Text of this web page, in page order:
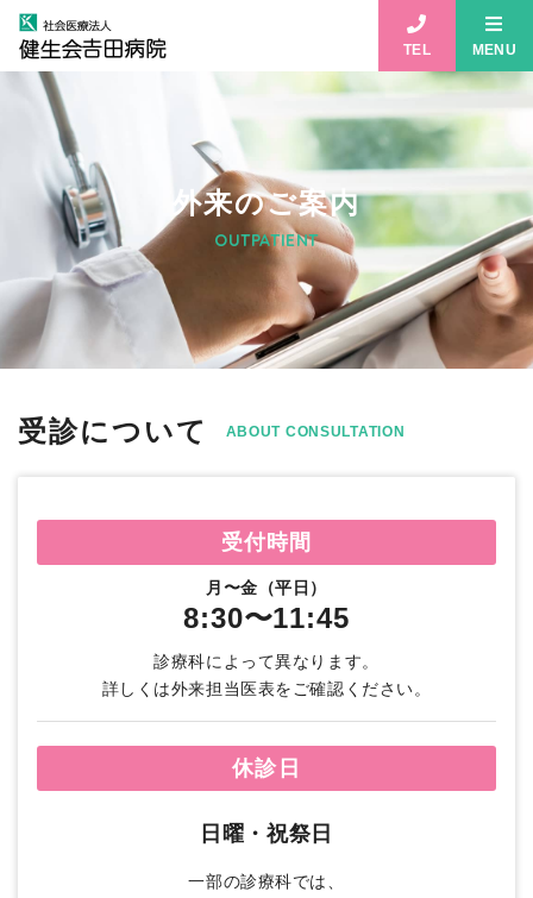
TEL MENU
外来のご案内
OUTPATIENT
受診について ABOUT CONSULTATION
受付時間
月〜金（平日）
8:30〜11:45
診療科によって異なります。
詳しくは外来担当医表をご確認ください。
休診日
日曜・祝祭日
一部の診療科では、